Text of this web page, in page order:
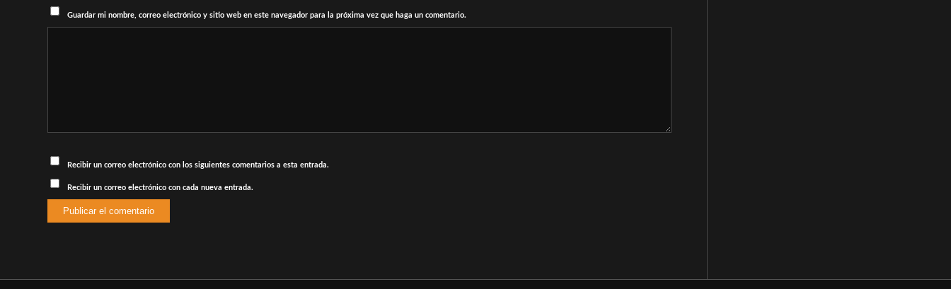
Guardar mi nombre, correo electrónico y sitio web en este navegador para la próxima vez que haga un comentario.
Recibir un correo electrónico con los siguientes comentarios a esta entrada.
Recibir un correo electrónico con cada nueva entrada.